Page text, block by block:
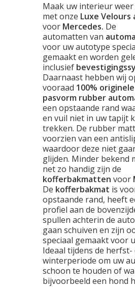
Maak uw interieur
met onze Luxe
voor Mercedes. De
automatten van
voor uw autotype
gemaakt en worden
inclusief
Daarnaast hebben wij
vooraad 100% originele
pasvorm rubber
een opstaande rand
en vuil niet in uw tapijt
trekken. De rubber
voorzien van een
waardoor deze niet
glijden. Minder bekend
net zo handig zijn de
kofferbakmatten voor
De kofferbakmat is
opstaande rand, heeft
profiel aan de
spullen achterin de
gaan schuiven en zijn
speciaal gemaakt voor
Ideaal tijdens de herfst-
winterperiode om uw
schoon te houden of
bijvoorbeeld een hond